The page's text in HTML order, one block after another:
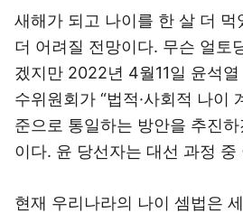
새해가 되고 나이를 한 살 더
더 어려질 전망이다. 무슨 얼토
겠지만 2022년 4월11일 윤석
수위원회가 “법적·사회적 나이
준으로 통일하는 방안을 추진
이다. 윤 당선자는 대선 과정
현재 우리나라의 나이 셈법은